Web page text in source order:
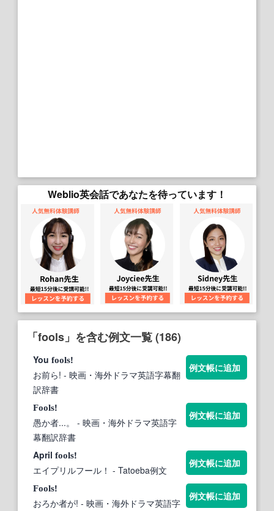
Weblio英会話であなたを待っています！
「fools」を含む例文一覧 (186)
You fools!
お前ら! - 映画・海外ドラマ英語字幕翻
訳辞書
例文帳に追加
Fools!
愚か者...。
- 映画・海外ドラマ英語字
幕翻訳辞書
例文帳に追加
April fools!
エイプリルフール！ - Tatoeba例文
例文帳に追加
Fools!
おろか者が! - 映画・海外ドラマ英語字
例文帳に追加